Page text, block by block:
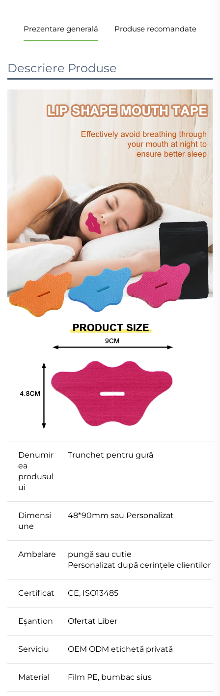
Prezentare generală Produse recomandate
Descriere Produse
Denumir
ea
produsul
ui
Trunchet pentru gură
Dimensi
une
48*90mm sau Personalizat
Ambalare
pungă sau cutie
Personalizat după cerințele clientilor
Certificat CE, ISO13485
Eșantion Ofertat Liber
Serviciu OEM ODM etichetă privată
Material Film PE, bumbac sius